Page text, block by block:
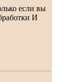
если вы
И